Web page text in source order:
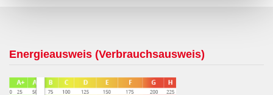
Energieausweis (Verbrauchsausweis)